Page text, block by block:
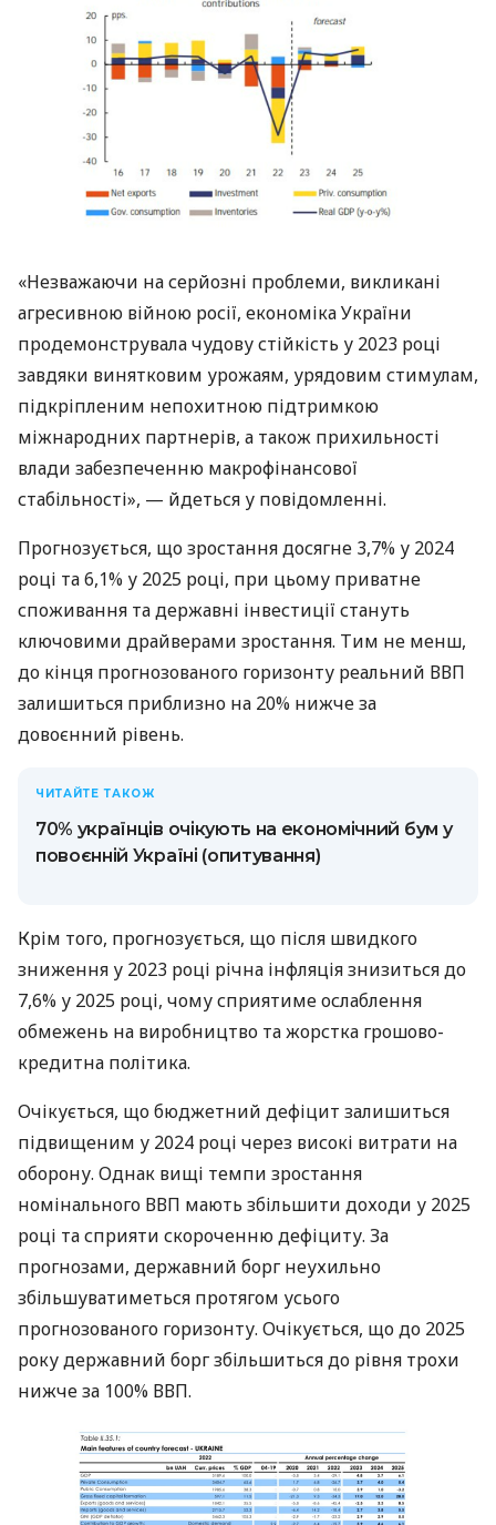
«Незважаючи на серйозні проблеми, викликані
агресивною війною росії, економіка України
продемонструвала чудову стійкість у 2023 році
завдяки винятковим урожаям, урядовим стимулам,
підкріпленим непохитною підтримкою
міжнародних партнерів, а також прихильності
влади забезпеченню макрофінансової
стабільності», — йдеться у повідомленні.
Прогнозується, що зростання досягне 3,7% у 2024
році та 6,1% у 2025 році, при цьому приватне
споживання та державні інвестиції стануть
ключовими драйверами зростання. Тим не менш,
до кінця прогнозованого горизонту реальний ВВП
залишиться приблизно на 20% нижче за
довоєнний рівень.
ЧИТАЙТЕ ТАКОЖ
70% українців очікують на економічний бум у
повоєнній Україні (опитування)
Крім того, прогнозується, що після швидкого
зниження у 2023 році річна інфляція знизиться до
7,6% у 2025 році, чому сприятиме ослаблення
обмежень на виробництво та жорстка грошово-
кредитна політика.
Очікується, що бюджетний дефіцит залишиться
підвищеним у 2024 році через високі витрати на
оборону. Однак вищі темпи зростання
номінального ВВП мають збільшити доходи у 2025
році та сприяти скороченню дефіциту. За
прогнозами, державний борг неухильно
збільшуватиметься протягом усього
прогнозованого горизонту. Очікується, що до 2025
року державний борг збільшиться до рівня трохи
нижче за 100% ВВП.